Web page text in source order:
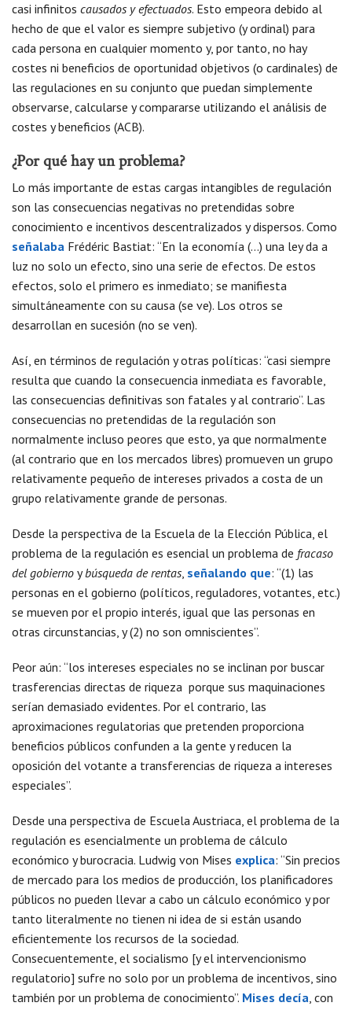
casi infinitos causados y efectuados. Esto empeora debido al
hecho de que el valor es siempre subjetivo (y ordinal) para
cada persona en cualquier momento y, por tanto, no hay
costes ni beneficios de oportunidad objetivos (o cardinales) de
las regulaciones en su conjunto que puedan simplemente
observarse, calcularse y compararse utilizando el análisis de
costes y beneficios (ACB).
¿Por qué hay un problema?
Lo más importante de estas cargas intangibles de regulación
son las consecuencias negativas no pretendidas sobre
conocimiento e incentivos descentralizados y dispersos. Como
señalaba Frédéric Bastiat: “En la economía (…) una ley da a
luz no solo un efecto, sino una serie de efectos. De estos
efectos, solo el primero es inmediato; se manifiesta
simultáneamente con su causa (se ve). Los otros se
desarrollan en sucesión (no se ven).
Así, en términos de regulación y otras políticas: “casi siempre
resulta que cuando la consecuencia inmediata es favorable,
las consecuencias definitivas son fatales y al contrario”. Las
consecuencias no pretendidas de la regulación son
normalmente incluso peores que esto, ya que normalmente
(al contrario que en los mercados libres) promueven un grupo
relativamente pequeño de intereses privados a costa de un
grupo relativamente grande de personas.
Desde la perspectiva de la Escuela de la Elección Pública, el
problema de la regulación es esencial un problema de fracaso
del gobierno ybúsqueda de rentas, señalando que: “(1) las
personas en el gobierno (políticos, reguladores, votantes, etc.)
se mueven por el propio interés, igual que las personas en
otras circunstancias, y (2) no son omniscientes”.
Peor aún: “los intereses especiales no se inclinan por buscar
trasferencias directas de riqueza porque sus maquinaciones
serían demasiado evidentes. Por el contrario, las
aproximaciones regulatorias que pretenden proporciona
beneficios públicos confunden a la gente y reducen la
oposición del votante a transferencias de riqueza a intereses
especiales”.
Desde una perspectiva de Escuela Austriaca, el problema de la
regulación es esencialmente un problema de cálculo
económico y burocracia. Ludwig von Mises explica: “Sin precios
de mercado para los medios de producción, los planificadores
públicos no pueden llevar a cabo un cálculo económico y por
tanto literalmente no tienen ni idea de si están usando
eficientemente los recursos de la sociedad.
Consecuentemente, el socialismo [y el intervencionismo
regulatorio] sufre no solo por un problema de incentivos, sino
también por un problema de conocimiento”. Mises decía, con